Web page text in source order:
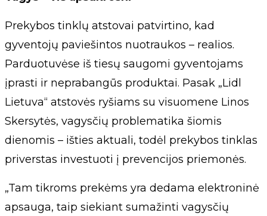
Prekybos tinklų atstovai patvirtino, kad
gyventojų paviešintos nuotraukos – realios.
Parduotuvėse iš tiesų saugomi gyventojams
įprasti ir neprabangūs produktai. Pasak „Lidl
Lietuva“ atstovės ryšiams su visuomene Linos
Skersytės, vagysčių problematika šiomis
dienomis – išties aktuali, todėl prekybos tinklas
priverstas investuoti į prevencijos priemonės.
„Tam tikroms prekėms yra dedama elektroninė
apsauga, taip siekiant sumažinti vagysčių